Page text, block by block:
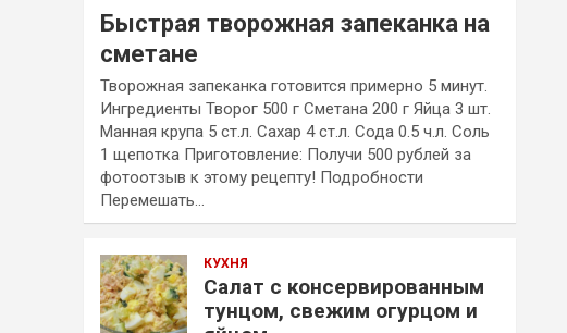
Быстрая творожная запеканка на
сметане
Творожная запеканка готовится примерно 5 минут.
Ингредиенты Творог 500 г Сметана 200 г Яйца 3 шт.
Манная крупа 5 ст.л. Сахар 4 ст.л. Сода 0.5 ч.л. Соль
1 щепотка Приготовление: Получи 500 рублей за
фотоотзыв к этому рецепту! Подробности
Перемешать…
КУХНЯ
Салат с консервированным
тунцом, свежим огурцом и